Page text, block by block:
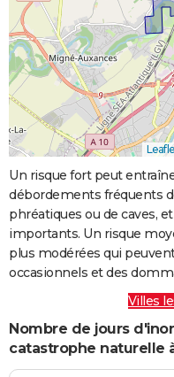
Un risque fort peut
débordements fréquents
phréatiques ou de caves,
importants. Un risque
plus modérées qui
occasionnels et des
Villes
Nombre de jours
catastrophe naturelle